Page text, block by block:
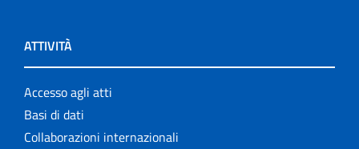
ATTIVITÀ
Accesso agli atti
Basi di dati
Collaborazioni internazionali